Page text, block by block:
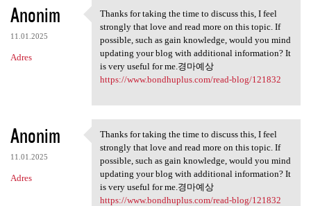
Anonim
11.01.2025
Adres
Thanks for taking the time to
Thanks for taking the time to discuss this, I feel
strongly that love and read more on this topic. If
possible, such as gain knowledge, would you mind
updating your blog with additional information? It
is very useful for me.경마예상
https://www.bondhuplus.com/read-blog/121832
Anonim
11.01.2025
Adres
Thanks for taking the time to
Thanks for taking the time to discuss this, I feel
strongly that love and read more on this topic. If
possible, such as gain knowledge, would you mind
updating your blog with additional information? It
is very useful for me.경마예상
https://www.bondhuplus.com/read-blog/121832